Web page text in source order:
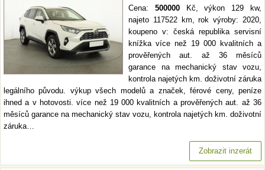
Cena: 500000Kč, výkon 129 kw,
najeto 117522 km, rok výroby: 2020,
koupeno v: česká republika servisní
knížka více než 19 000 kvalitních a
prověřených aut. až 36 měsíců
garance na mechanický stav vozu,
kontrola najetých km. doživotní záruka
legálního původu. výkup všech modelů a značek, férové ceny, peníze
ihned a v hotovosti. více než 19 000 kvalitních a prověřených aut. až 36
měsíců garance na mechanický stav vozu, kontrola najetých km. doživotní
záruka…
Zobrazit inzerát